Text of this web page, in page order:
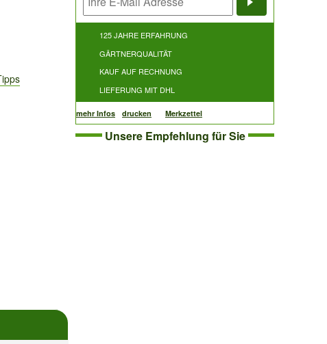
125 JAHRE ERFAHRUNG
GÄRTNERQUALITÄT
KAUF AUF RECHNUNG
LIEFERUNG MIT DHL
mehr Infos drucken Merkzettel
Unsere Empfehlung für Sie